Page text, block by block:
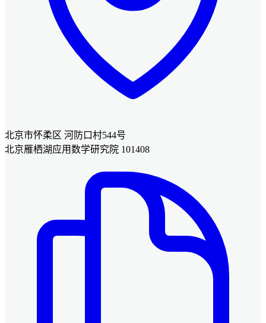
北京市怀柔区 河防口村544号
北京雁栖湖应用数学研究院 101408